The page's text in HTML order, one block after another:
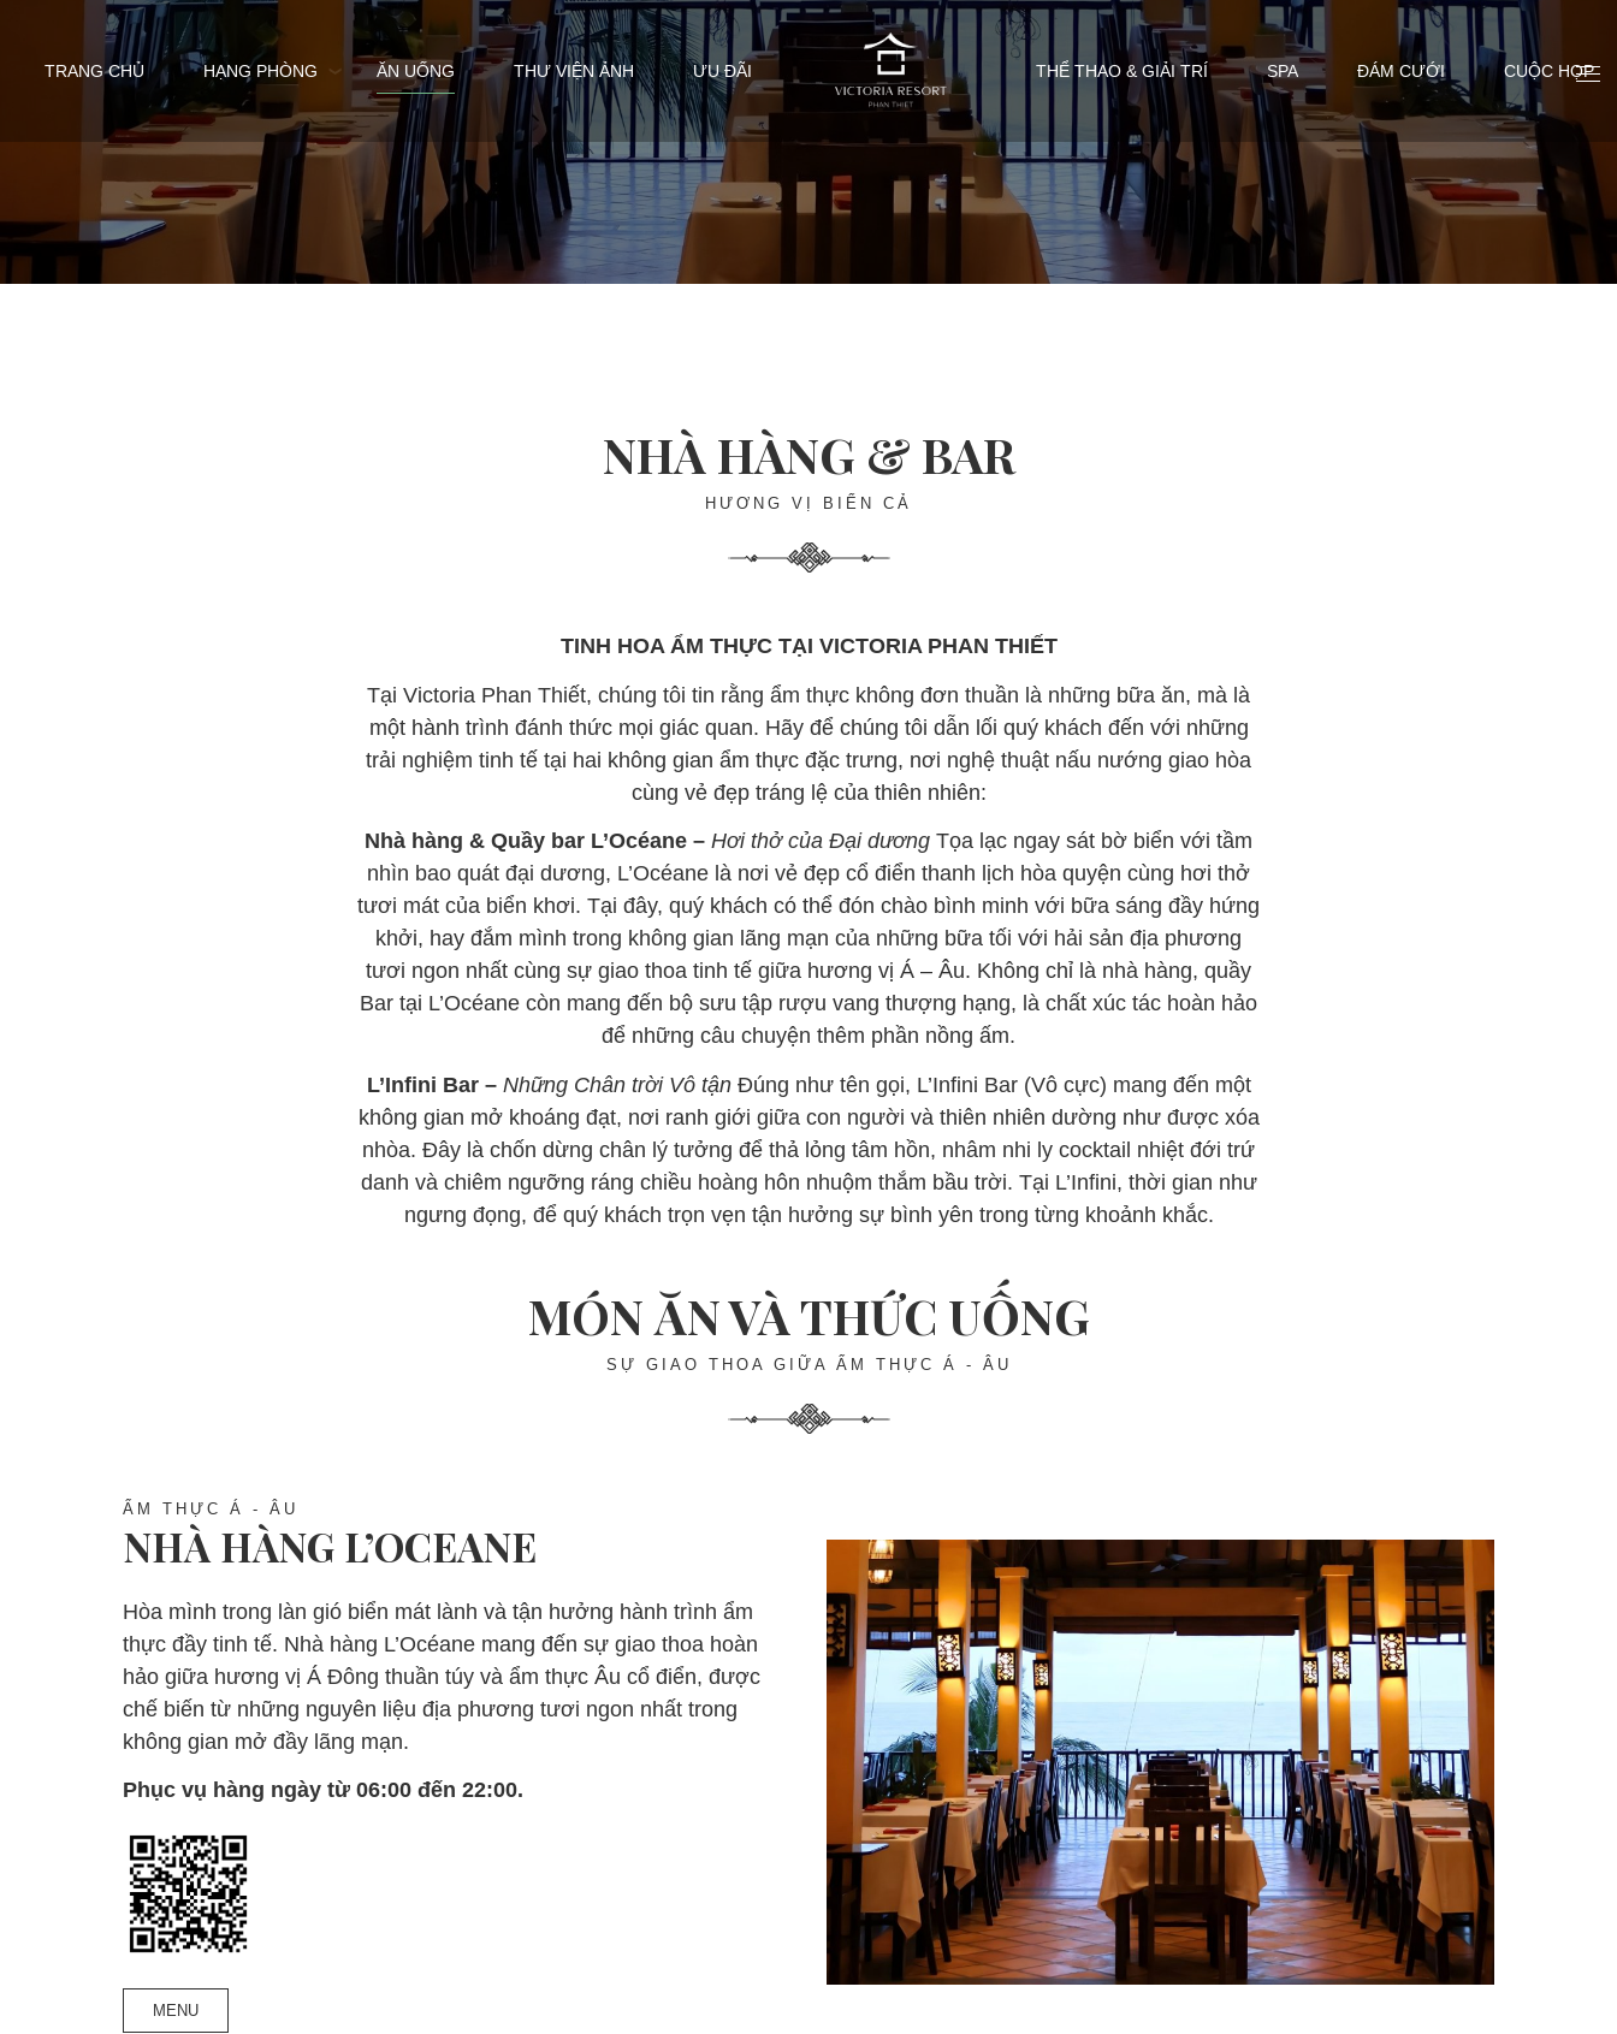
TRANG CHỦ HẠNG PHÒNG ĂN UỐNG THƯ VIỆN ẢNH ƯU ĐÃI THỂ THAO & GIẢI TRÍ SPA ĐÁM CƯỚI CUỘC HỌP
NHÀ HÀNG & BAR
HƯƠNG VỊ BIỂN CẢ
TINH HOA ẨM THỰC TẠI VICTORIA PHAN THIẾT
Tại Victoria Phan Thiết, chúng tôi tin rằng ẩm thực không đơn thuần là những bữa ăn, mà là
một hành trình đánh thức mọi giác quan. Hãy để chúng tôi dẫn lối quý khách đến với những
trải nghiệm tinh tế tại hai không gian ẩm thực đặc trưng, nơi nghệ thuật nấu nướng giao hòa
cùng vẻ đẹp tráng lệ của thiên nhiên:
Nhà hàng & Quầy bar L’Océane – Hơi thở của Đại dương Tọa lạc ngay sát bờ biển với tầm
nhìn bao quát đại dương, L’Océane là nơi vẻ đẹp cổ điển thanh lịch hòa quyện cùng hơi thở
tươi mát của biển khơi. Tại đây, quý khách có thể đón chào bình minh với bữa sáng đầy hứng
khởi, hay đắm mình trong không gian lãng mạn của những bữa tối với hải sản địa phương
tươi ngon nhất cùng sự giao thoa tinh tế giữa hương vị Á – Âu. Không chỉ là nhà hàng, quầy
Bar tại L’Océane còn mang đến bộ sưu tập rượu vang thượng hạng, là chất xúc tác hoàn hảo
để những câu chuyện thêm phần nồng ấm.
L’Infini Bar – Những Chân trời Vô tậnĐúng như tên gọi, L’Infini Bar (Vô cực) mang đến một
không gian mở khoáng đạt, nơi ranh giới giữa con người và thiên nhiên dường như được xóa
nhòa. Đây là chốn dừng chân lý tưởng để thả lỏng tâm hồn, nhâm nhi ly cocktail nhiệt đới trứ
danh và chiêm ngưỡng ráng chiều hoàng hôn nhuộm thắm bầu trời. Tại L’Infini, thời gian như
ngưng đọng, để quý khách trọn vẹn tận hưởng sự bình yên trong từng khoảnh khắc.
MÓN ĂN VÀ THỨC UỐNG
SỰ GIAO THOA GIỮA ẨM THỰC Á - ÂU
ẨM THỰC Á - ÂU
NHÀ HÀNG L’OCEANE
Hòa mình trong làn gió biển mát lành và tận hưởng hành trình ẩm
thực đầy tinh tế. Nhà hàng L’Océane mang đến sự giao thoa hoàn
hảo giữa hương vị Á Đông thuần túy và ẩm thực Âu cổ điển, được
chế biến từ những nguyên liệu địa phương tươi ngon nhất trong
không gian mở đầy lãng mạn.
Phục vụ hàng ngày từ 06:00 đến 22:00.
MENU